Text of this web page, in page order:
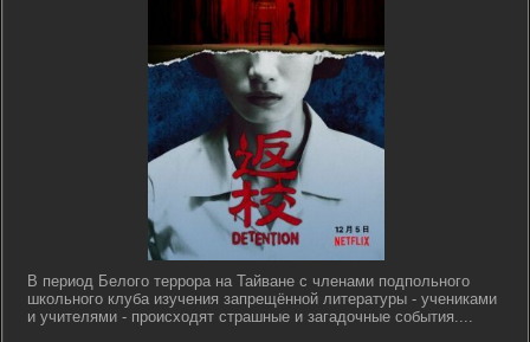
В период Белого террора на Тайване с членами подпольного
школьного клуба изучения запрещённой литературы - учениками
и учителями - происходят страшные и загадочные события....